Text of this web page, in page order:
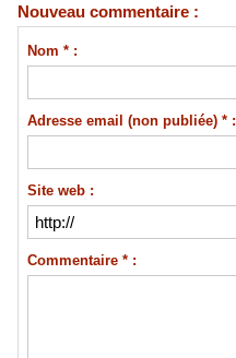
Nouveau commentaire :
Nom * :
Adresse email (non publiée) * :
Site web :
Commentaire * :